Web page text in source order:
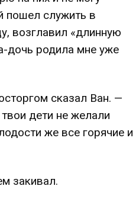
пошел служить в
возглавил «длинную
дочь родила мне уже
сказал Ван. —
дети не желали
же все горячие и
закивал.